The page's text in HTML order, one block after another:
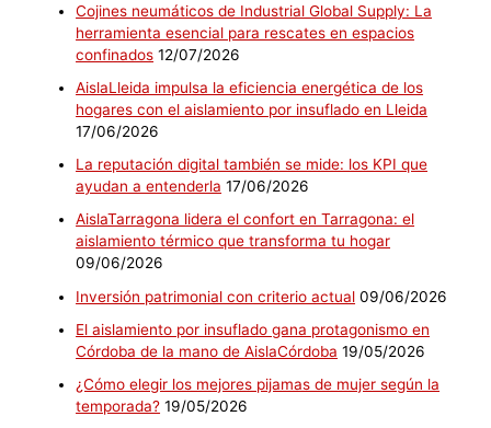
Cojines neumáticos de Industrial Global Supply: La
herramienta esencial para rescates en espacios
confinados 12/07/2026
AislaLleida impulsa la eficiencia energética de los
hogares con el aislamiento por insuflado en Lleida
17/06/2026
La reputación digital también se mide: los KPI que
ayudan a entenderla 17/06/2026
AislaTarragona lidera el confort en Tarragona: el
aislamiento térmico que transforma tu hogar
09/06/2026
Inversión patrimonial con criterio actual 09/06/2026
El aislamiento por insuflado gana protagonismo en
Córdoba de la mano de AislaCórdoba 19/05/2026
¿Cómo elegir los mejores pijamas de mujer según la
temporada? 19/05/2026